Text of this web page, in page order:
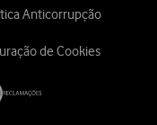
Anticorrupção
de Cookies